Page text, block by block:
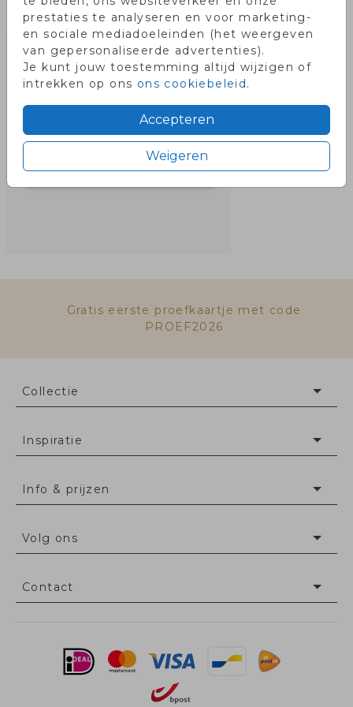
prestaties te analyseren en voor marketing-
en sociale mediadoeleinden (het weergeven
van gepersonaliseerde advertenties).
Je kunt jouw toestemming altijd wijzigen of
intrekken op ons ons cookiebeleid.
Accepteren
Weigeren
Misschien vind je dit ook leuk!
Gratis eerste proefkaartje met code
PROEF2026
Collectie
Inspiratie
Info & prijzen
Volg ons
Contact